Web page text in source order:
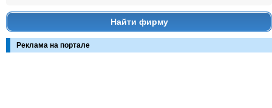
Найти фирму
Реклама на портале